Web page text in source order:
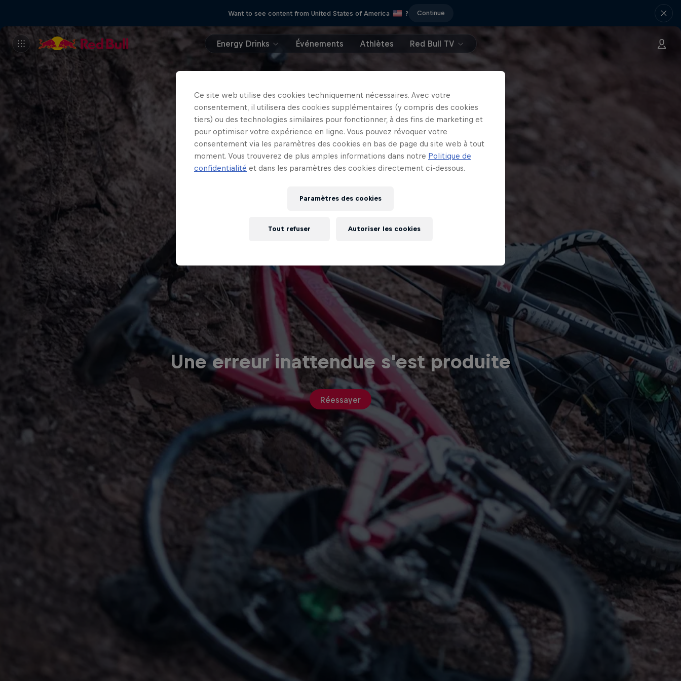
Want to see content from United States of America ? Continue
Energy Drinks Événements Athlètes Red Bull TV
Une erreur inattendue s'est produite
Réessayer
Ce site web utilise des cookies techniquement nécessaires. Avec votre
consentement, il utilisera des cookies supplémentaires (y compris des cookies
tiers) ou des technologies similaires pour fonctionner, à des fins de marketing et
pour optimiser votre expérience en ligne. Vous pouvez révoquer votre
consentement via les paramètres des cookies en bas de page du site web à tout
moment. Vous trouverez de plus amples informations dans notre Politique de
confidentialité et dans les paramètres des cookies directement ci-dessous.
Paramètres des cookies
Tout refuser Autoriser les cookies